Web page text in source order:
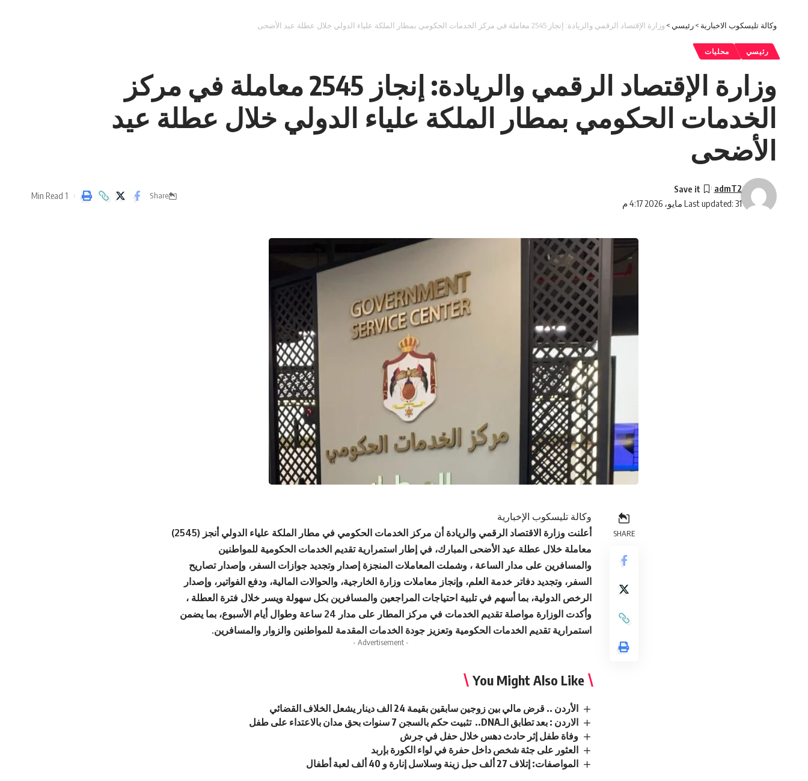
وكالة تليسكوب الاخبارية >رئيسي > وزارة الإقتصاد الرقمي والريادة: إنجاز 2545 معاملة في مركز الخدمات الحكومي بمطار الملكة علياء الدولي خلال عطلة عيد الأضحى
رئيسي محليات
وزارة الإقتصاد الرقمي والريادة: إنجاز 2545 معاملة في مركز
الخدمات الحكومي بمطار الملكة علياء الدولي خلال عطلة عيد
الأضحى
Last updated: 31 مايو، 2026 4:17 م
admT2
Share
1 Min Read
SHARE
وكالة تليسكوب الإخبارية
أعلنت وزارة الاقتصاد الرقمي والريادة أن مركز الخدمات الحكومي في مطار الملكة علياء الدولي أنجز (2545)
معاملة خلال عطلة عيد الأضحى المبارك، في إطار استمرارية تقديم الخدمات الحكومية للمواطنين
والمسافرين على مدار الساعة ، وشملت المعاملات المنجزة إصدار وتجديد جوازات السفر، وإصدار تصاريح
السفر، وتجديد دفاتر خدمة العلم، وإنجاز معاملات وزارة الخارجية، والحوالات المالية، ودفع الفواتير، وإصدار
الرخص الدولية، بما أسهم في تلبية احتياجات المراجعين والمسافرين بكل سهولة ويسر خلال فترة العطلة ،
وأكدت الوزارة مواصلة تقديم الخدمات في مركز المطار على مدار 24 ساعة وطوال أيام الأسبوع، بما يضمن
استمرارية تقديم الخدمات الحكومية وتعزيز جودة الخدمات المقدمة للمواطنين والزوار والمسافرين.
- Advertisement -
You Might Also Like
الأردن .. قرض مالي بين زوجين سابقين بقيمة 24 الف دينار يشعل الخلاف القضائي
الاردن : بعد تطابق الـDNA.. تثبيت حكم بالسجن 7 سنوات بحق مدان بالاعتداء على طفل
وفاة طفل إثر حادث دهس خلال حفل في جرش
العثور على جثة شخص داخل حفرة في لواء الكورة بإربد
المواصفات: إتلاف 27 ألف حبل زينة وسلاسل إنارة و 40 ألف لعبة أطفال